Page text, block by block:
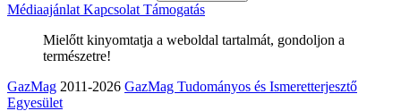
Médiaajánlat Kapcsolat Támogatás
Mielőtt kinyomtatja a weboldal tartalmát, gondoljon a
természetre!
GazMag 2011-2026 GazMag Tudományos és Ismeretterjesztő
Egyesület